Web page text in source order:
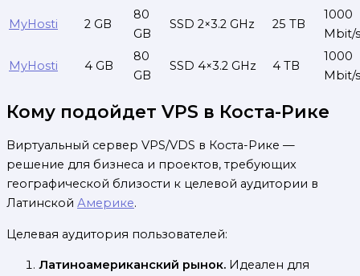
MyHosti 2 GB
80
GB
SSD 2×3.2 GHz 25 TB
1000
Mbit/s
MyHosti 4 GB
80
GB
SSD 4×3.2 GHz 4 TB
1000
Mbit/s
Кому подойдет VPS в Коста-Рике
Виртуальный сервер VPS/VDS в Коста-Рике —
решение для бизнеса и проектов, требующих
географической близости к целевой аудитории в
Латинской Америке.
Целевая аудитория пользователей:
Латиноамериканский рынок. Идеален для